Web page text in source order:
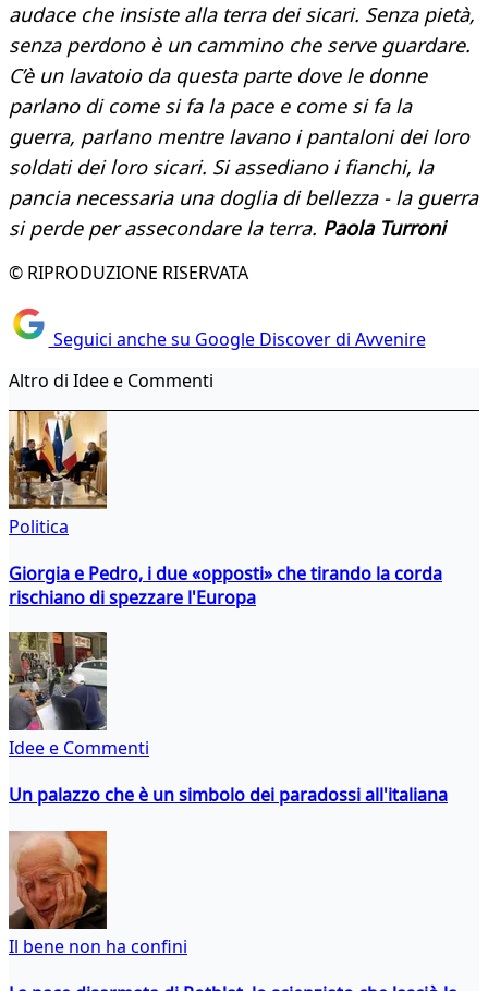
audace che insiste alla terra dei sicari. Senza pietà,
senza perdono è un cammino che serve guardare.
C’è un lavatoio da questa parte dove le donne
parlano di come si fa la pace e come si fa la
guerra, parlano mentre lavano i pantaloni dei loro
soldati dei loro sicari. Si assediano i fianchi, la
pancia necessaria una doglia di bellezza - la guerra
si perde per assecondare la terra. Paola Turroni
© RIPRODUZIONE RISERVATA
Seguici anche su Google Discover di Avvenire
Altro di Idee e Commenti
Politica
Giorgia e Pedro, i due «opposti» che tirando la corda
rischiano di spezzare l'Europa
Idee e Commenti
Un palazzo che è un simbolo dei paradossi all'italiana
Il bene non ha confini